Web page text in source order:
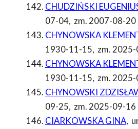
CHUDZIŃSKI
07-04, zm. 2007-08-20
CHYNOWSKA
1930-11-15, zm.
CHYNOWSKA
1930-11-15, zm.
CHYNOWSKI
09-25, zm. 2025-09-16
CIARKOWSKA GINA,